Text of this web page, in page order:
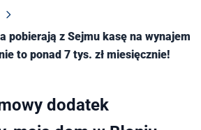
pobierają z Sejmu kasę na wynajem
to ponad 7 tys. zł miesięcznie!
dodatek